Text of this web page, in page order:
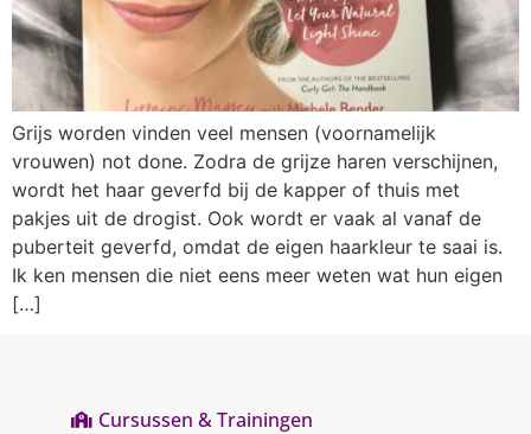
Grijs worden vinden veel mensen (voornamelijk
vrouwen) not done. Zodra de grijze haren verschijnen,
wordt het haar geverfd bij de kapper of thuis met
pakjes uit de drogist. Ook wordt er vaak al vanaf de
puberteit geverfd, omdat de eigen haarkleur te saai is.
Ik ken mensen die niet eens meer weten wat hun eigen
[…]
Cursussen & Trainingen